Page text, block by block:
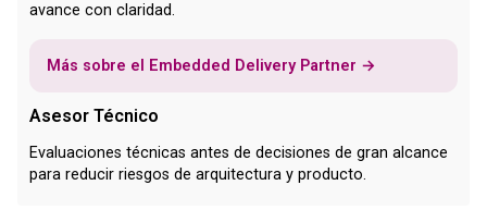
avance con claridad.
Más sobre el Embedded Delivery Partner →
Asesor Técnico
Evaluaciones técnicas antes de decisiones de gran alcance
para reducir riesgos de arquitectura y producto.